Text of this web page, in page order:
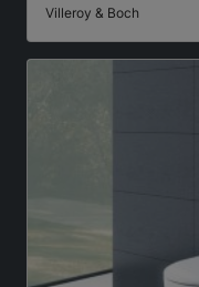
Villeroy & Boch